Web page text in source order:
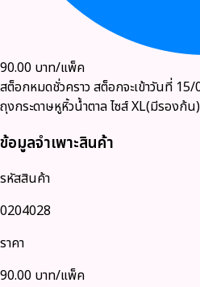
90.00 บาท/แพ็ค
สต็อกหมดชั่วคราวสต็อกจะเข้าวันที่
ถุงกระดาษหูหิ้วน้ำตาล ไซส์ XL(มีรองก้
ข้อมูลจำเพาะสินค้า
รหัสสินค้า
0204028
ราคา
90.00 บาท/แพ็ค